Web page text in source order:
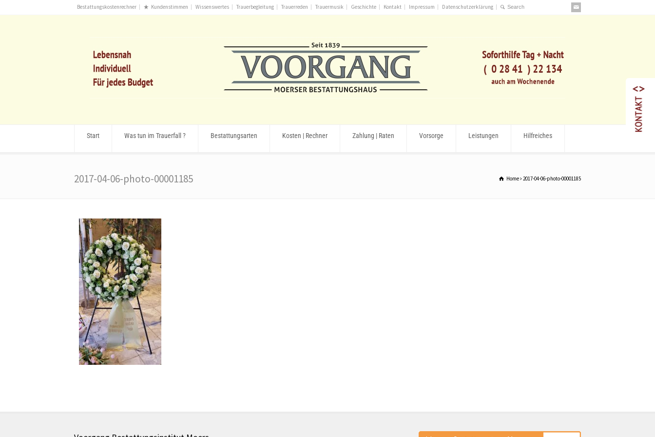
Bestattungskostenrechner Kundenstimmen Wissenswertes Trauerbegleitung Trauerreden Trauermusik Geschichte Kontakt Impressum Datenschutzerklärung
Start Was tun im Trauerfall ? Bestattungsarten Kosten | Rechner Zahlung | Raten Vorsorge Leistungen Hilfreiches
2017-04-06-photo-00001185 Home 2017-04-06-photo-00001185